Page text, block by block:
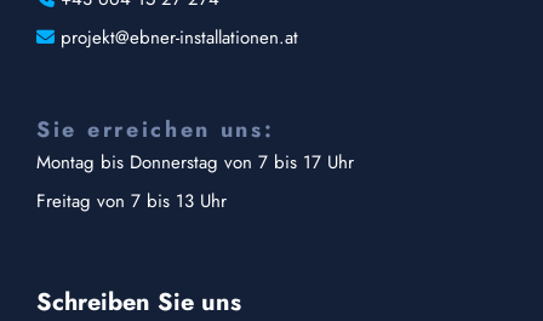
 projekt@ebner-installationen.at
Sie erreichen uns:
Montag bis Donnerstag von 7 bis 17 Uhr
Freitag von 7 bis 13 Uhr
Schreiben Sie uns